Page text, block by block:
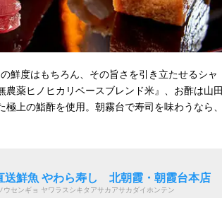
鮮度はもちろん、その旨さを引き立たせるシャ
薬ヒノヒカリベースブレンド米』、お酢は山田
上の鮨酢を使用。朝霧台で寿司を味わうなら、
送鮮魚 やわら寿し 北朝霞・朝霞台本店
センギョ ヤワラスシキタアサカアサカダイホンテン